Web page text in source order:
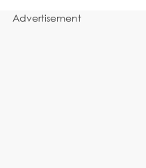
Advertisement